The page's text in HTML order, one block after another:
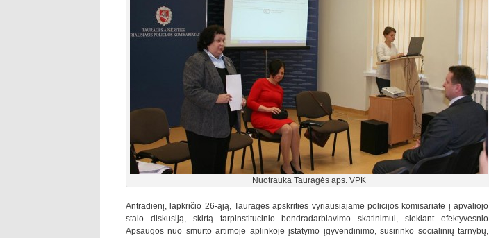
Nuotrauka Tauragės aps. VPK
Antradienį, lapkričio 26-ąją, Tauragės apskrities vyriausiajame policijos komisariate į apvaliojo
stalo diskusiją, skirtą tarpinstitucinio bendradarbiavimo skatinimui, siekiant efektyvesnio
Apsaugos nuo smurto artimoje aplinkoje įstatymo įgyvendinimo, susirinko socialinių tarnybų,